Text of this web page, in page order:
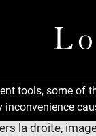
tools, some